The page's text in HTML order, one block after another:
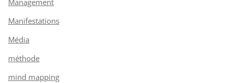
Management
Manifestations
Média
méthode
mind mapping